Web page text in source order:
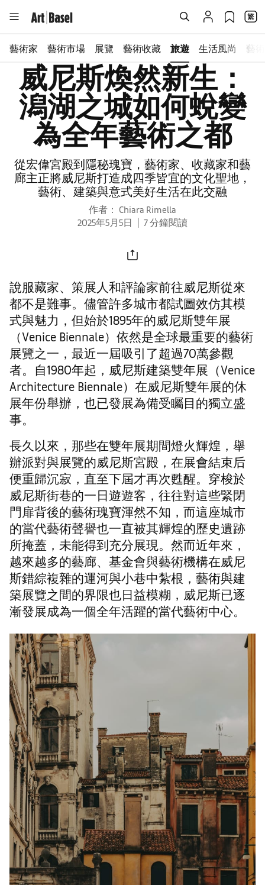
藝術家 藝術市場 展覽 藝術收藏 旅遊 生活風尚 藝
威尼斯煥然新生：
潟湖之城如何蛻變
為全年藝術之都
從宏偉宮殿到隱秘瑰寶，藝術家、收藏家和藝
廊主正將威尼斯打造成四季皆宜的文化聖地，
藝術、建築與意式美好生活在此交融
作者： Chiara Rimella
2025年5月5日
7 分鐘閱讀
說服藏家、策展人和評論家前往威尼斯從來
都不是難事。儘管許多城市都試圖效仿其模
式與魅力，但始於1895年的威尼斯雙年展
（Venice Biennale）依然是全球最重要的藝術
展覽之一，最近一屆吸引了超過70萬參觀
者。自1980年起，威尼斯建築雙年展（Venice
Architecture Biennale）在威尼斯雙年展的休
展年份舉辦，也已發展為備受矚目的獨立盛
事。
長久以來，那些在雙年展期間燈火輝煌，舉
辦派對與展覽的威尼斯宮殿，在展會結束后
便重歸沉寂，直至下屆才再次甦醒。穿梭於
威尼斯街巷的一日遊遊客，往往對這些緊閉
門扉背後的藝術瑰寶渾然不知，而這座城市
的當代藝術聲譽也一直被其輝煌的歷史遺跡
所掩蓋，未能得到充分展現。然而近年來，
越來越多的藝廊、基金會與藝術機構在威尼
斯錯綜複雜的運河與小巷中紮根，藝術與建
築展覽之間的界限也日益模糊，威尼斯已逐
漸發展成為一個全年活躍的當代藝術中心。